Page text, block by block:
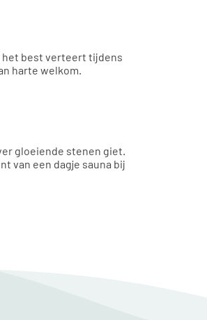
het best verteert tijdens
harte welkom.
gloeiende stenen giet.
van een dagje sauna bij